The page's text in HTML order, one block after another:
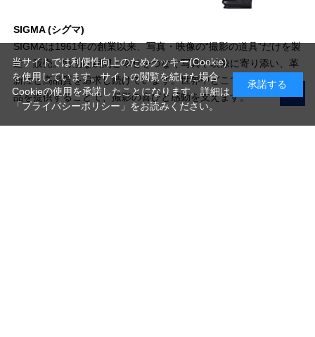
SIGMA (シグマ)
SIGMAは1961年の創業以来、写真・映像の“撮影の道具”だけを製
造・販売。特別な瞬間と幸せをつなぐ写真や映像に寄り添い、革
新性と高品質を追求し続けています。世界中どこでも楽しめる製
品を提供することで、撮影の喜びと感動を支えます。
当サイトでは利便性向上のためクッキー(Cookie)
を使用しています。サイトの閲覧を続けた場合
Cookieの使用を承諾したことになります。詳細は
「プライバシーポリシー」 をお読みください。
承諾する